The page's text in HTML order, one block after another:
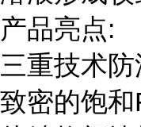
产品亮点:
三重技术防
致密的饱